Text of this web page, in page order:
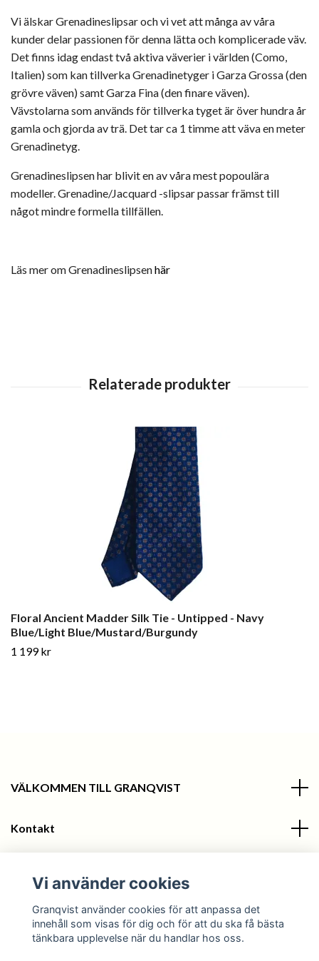
Vi älskar Grenadineslipsar och vi vet att många av våra
kunder delar passionen för denna lätta och komplicerade väv.
Det finns idag endast två aktiva väverier i världen (Como,
Italien) som kan tillverka Grenadinetyger i Garza Grossa (den
grövre väven) samt Garza Fina (den finare väven).
Vävstolarna som används för tillverka tyget är över hundra år
gamla och gjorda av trä. Det tar ca 1 timme att väva en meter
Grenadinetyg.
Grenadineslipsen har blivit en av våra mest popoulära
modeller. Grenadine/Jacquard -slipsar passar främst till
något mindre formella tillfällen.
Läs mer om Grenadineslipsenhär
Floral Ancient Madder Silk Tie - Untipped - Navy
Blue/Light Blue/Mustard/Burgundy
1 199 kr
VÄLKOMMEN TILL GRANQVIST
Kontakt
Sociala medier
Vi använder cookies
Granqvist använder cookies för att anpassa det
innehåll som visas för dig och för att du ska få bästa
tänkbara upplevelse när du handlar hos oss.